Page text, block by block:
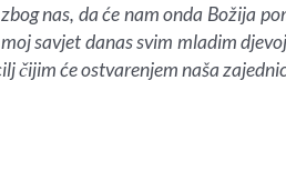
nas, da će nam onda Božija
savjet danas svim mladim
čijim će ostvarenjem naša